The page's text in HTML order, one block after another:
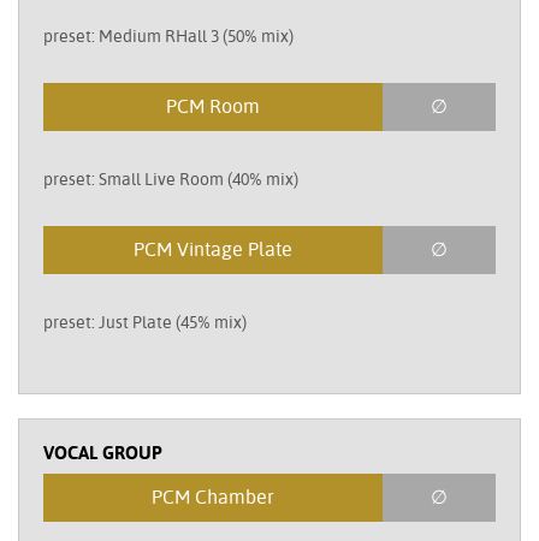
preset: Medium RHall 3 (50% mix)
PCM Room ∅
preset: Small Live Room (40% mix)
PCM Vintage Plate ∅
preset: Just Plate (45% mix)
VOCAL GROUP
PCM Chamber ∅